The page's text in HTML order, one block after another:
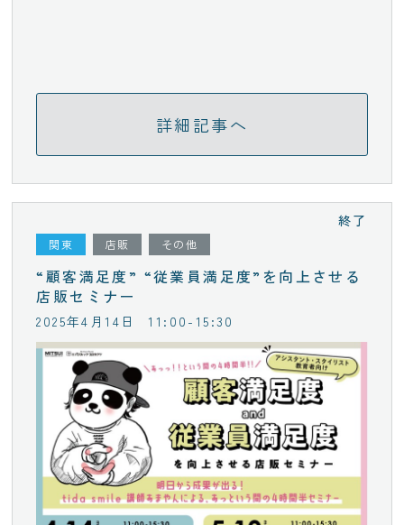
詳細記事へ
関東 店販 その他
“顧客満足度” “従業員満足度”を向上させる
店販セミナー
終了
2025年4月14日 11:00-15:30